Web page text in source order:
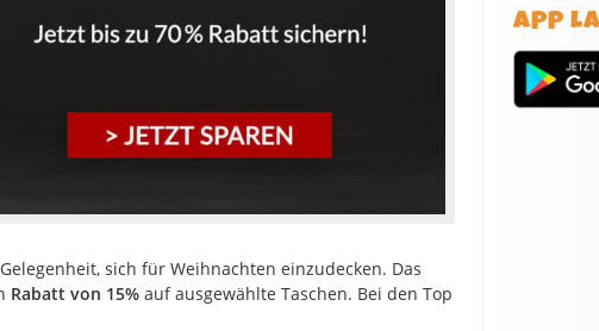
sich für Weihnachten einzudecken. Das
Rabatt von 15%auf ausgewählte Taschen. Bei den Top
APP